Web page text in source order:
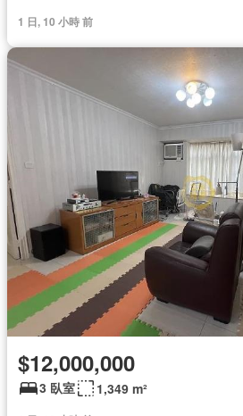
1 日, 10 小時 前
$12,000,000
3 臥室 1,349 m²